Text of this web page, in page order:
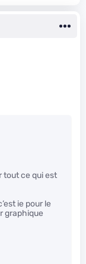
tout ce qui est
ie pour le
graphique